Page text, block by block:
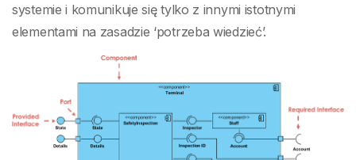
systemie i komunikuje się tylko z innymi istotnymi
elementami na zasadzie ‘potrzeba wiedzieć’.